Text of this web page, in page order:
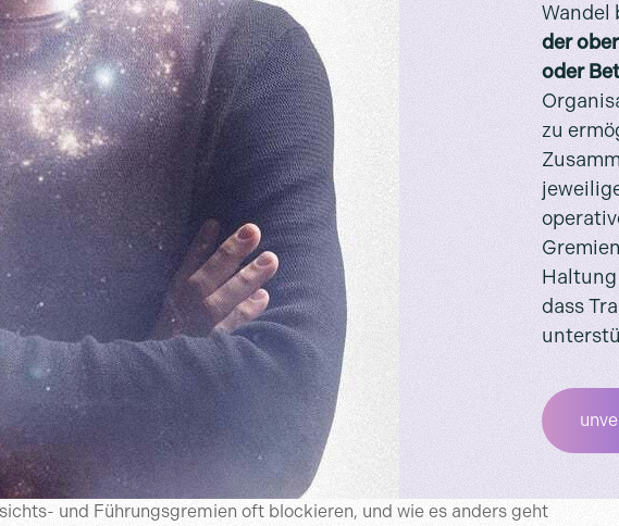
Wandel
der
oder
zu
Haltung
dass
und Führungsgremien oft blockieren, und wie es anders geht